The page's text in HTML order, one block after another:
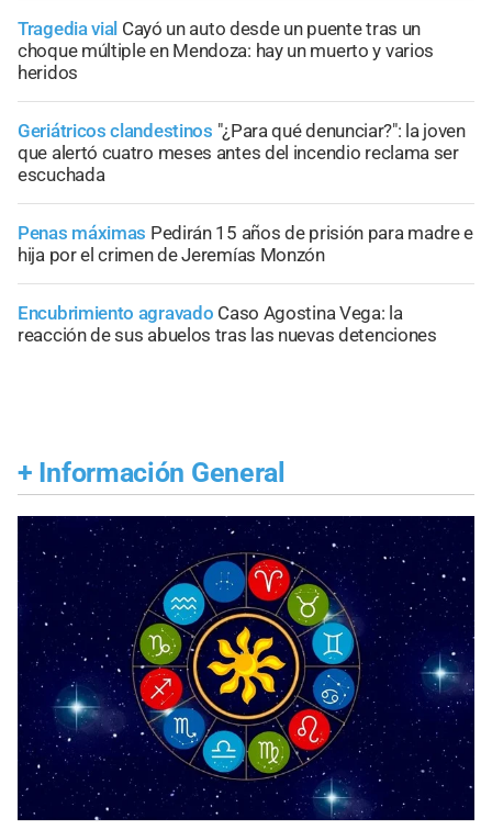
Tragedia vial Cayó un auto desde un puente tras un
choque múltiple en Mendoza: hay un muerto y varios
heridos
Geriátricos clandestinos "¿Para qué denunciar?": la joven
que alertó cuatro meses antes del incendio reclama ser
escuchada
Penas máximas Pedirán 15 años de prisión para madre e
hija por el crimen de Jeremías Monzón
Encubrimiento agravado Caso Agostina Vega: la
reacción de sus abuelos tras las nuevas detenciones
+ Información General